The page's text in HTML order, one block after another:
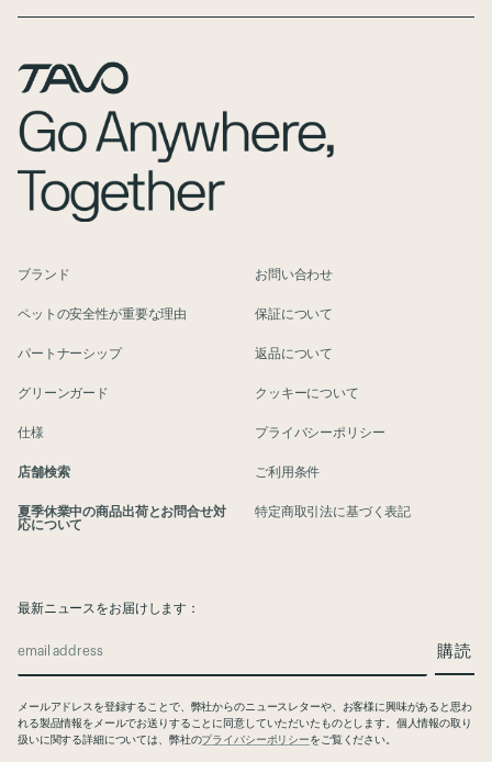
ブランド
ペットの安全性が重要な理由
パートナーシップ
グリーンガード
仕様
店舗検索
夏季休業中の商品出荷とお問合せ対
応について
お問い合わせ
保証について
返品について
クッキーについて
プライバシーポリシー
ご利用条件
特定商取引法に基づく表記
最新ニュースをお届けします：
email address 購読
メールアドレスを登録することで、弊社からのニュースレターや、お客様に興味があると思わ
れる製品情報をメールでお送りすることに同意していただいた ものとします。個人情報の取り
扱いに関する詳細については、弊社のプライバシーポリシー をご覧ください。